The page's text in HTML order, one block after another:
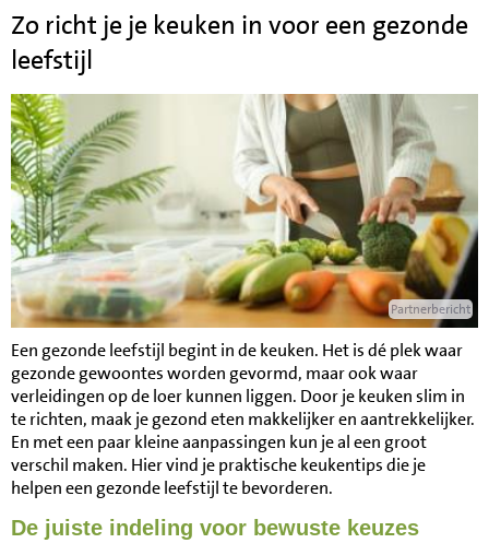
Zo richt je je keuken in voor een gezonde
leefstijl
Partnerbericht
Een gezonde leefstijl begint in de keuken. Het is dé plek waar
gezonde gewoontes worden gevormd, maar ook waar
verleidingen op de loer kunnen liggen. Door je keuken slim in
te richten, maak je gezond eten makkelijker en aantrekkelijker.
En met een paar kleine aanpassingen kun je al een groot
verschil maken. Hier vind je praktische keukentips die je
helpen een gezonde leefstijl te bevorderen.
De juiste indeling voor bewuste keuzes